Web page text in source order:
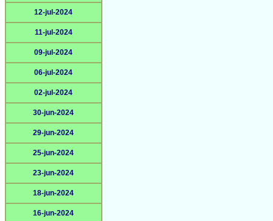
12-jul-2024
11-jul-2024
09-jul-2024
06-jul-2024
02-jul-2024
30-jun-2024
29-jun-2024
25-jun-2024
23-jun-2024
18-jun-2024
16-jun-2024